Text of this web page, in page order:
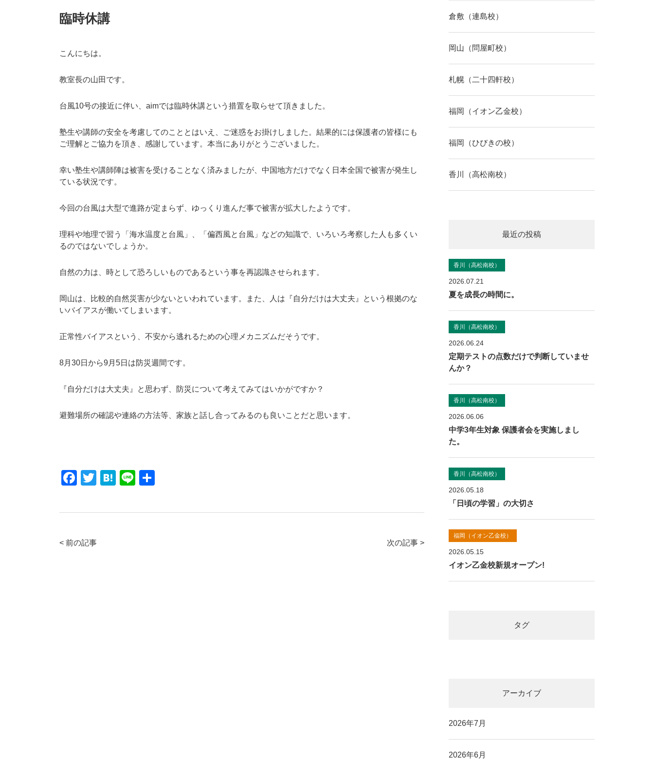
臨時休講
こんにちは。
教室長の山田です。
台風10号の接近に伴い、aimでは臨時休講という措置を取らせて頂きました。
塾生や講師の安全を考慮してのこととはいえ、ご迷惑をお掛けしました。結果的には保護者の皆様にも
ご理解とご協力を頂き、感謝しています。本当にありがとうございました。
幸い塾生や講師陣は被害を受けることなく済みましたが、中国地方だけでなく日本全国で被害が発生し
ている状況です。
今回の台風は大型で進路が定まらず、ゆっくり進んだ事で被害が拡大したようです。
理科や地理で習う「海水温度と台風」、「偏西風と台風」などの知識で、いろいろ考察した人も多くい
るのではないでしょうか。
自然の力は、時として恐ろしいものであるという事を再認識させられます。
岡山は、比較的自然災害が少ないといわれています。また、人は『自分だけは大丈夫』という根拠のな
いバイアスが働いてしまいます。
正常性バイアスという、不安から逃れるための心理メカニズムだそうです。
8月30日から9月5日は防災週間です。
『自分だけは大丈夫』と思わず、防災について考えてみてはいかがですか？
避難場所の確認や連絡の方法等、家族と話し合ってみるのも良いことだと思います。
F
c
b
T
tt
H
e
Li
e
< 前の記事 次の記事 >
倉敷（連島校）
岡山（問屋町校）
札幌（二十四軒校）
福岡（イオン乙金校）
福岡（ひびきの校）
香川（高松南校）
最近の投稿
香川（高松南校）
2026.07.21
夏を成長の時間に。
香川（高松南校）
2026.06.24
定期テストの点数だけで判断していませ
んか？
香川（高松南校）
2026.06.06
中学3年生対象 保護者会を実施しまし
た。
香川（高松南校）
2026.05.18
「日頃の学習」の大切さ
福岡（イオン乙金校）
2026.05.15
イオン乙金校新規オープン!
タグ
アーカイブ
2026年7月
2026年6月